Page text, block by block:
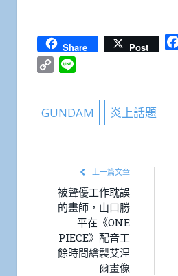
Share Post
Copy
GUNDAM 炎上話題
上一篇文章
被聲優工作耽誤
的畫師，山口勝
平在《ONE
PIECE》配音工
餘時間繪製艾涅
爾畫像